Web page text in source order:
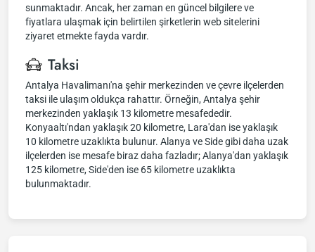
sunmaktadır. Ancak, her zaman en güncel bilgilere ve
fiyatlara ulaşmak için belirtilen şirketlerin web sitelerini
ziyaret etmekte fayda vardır.
Taksi
Antalya Havalimanı'na şehir merkezinden ve çevre ilçelerden
taksi ile ulaşım oldukça rahattır. Örneğin, Antalya şehir
merkezinden yaklaşık 13 kilometre mesafededir.
Konyaaltı'ndan yaklaşık 20 kilometre, Lara'dan ise yaklaşık
10 kilometre uzaklıkta bulunur. Alanya ve Side gibi daha uzak
ilçelerden ise mesafe biraz daha fazladır; Alanya'dan yaklaşık
125 kilometre, Side'den ise 65 kilometre uzaklıkta
bulunmaktadır.